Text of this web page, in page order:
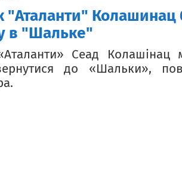
"Аталанти" Колашинац
в "Шальке"
Сеад
до «Шальки»,